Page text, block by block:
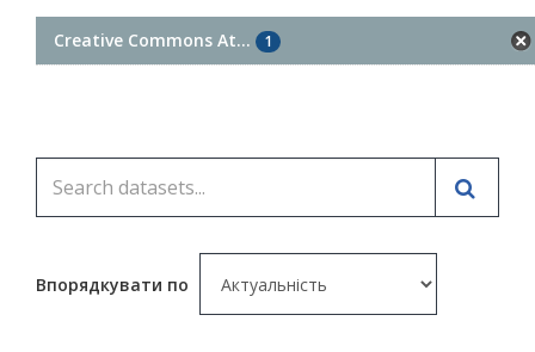
Creative Commons At... 1
Впорядкувати по